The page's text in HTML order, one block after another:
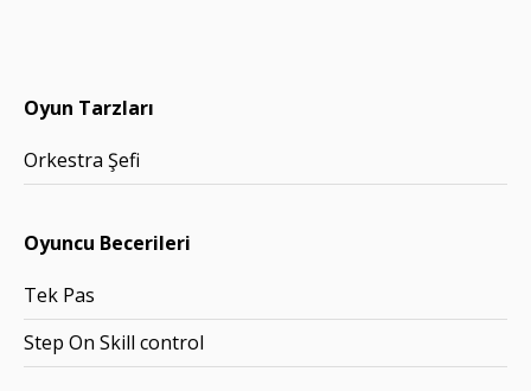
Oyun Tarzları
Orkestra Şefi
Oyuncu Becerileri
Tek Pas
Step On Skill control